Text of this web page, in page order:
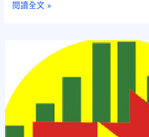
閱讀全文 »